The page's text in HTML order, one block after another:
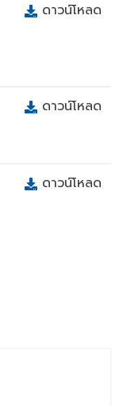
ดาวน์โหลด
ดาวน์โหลด
ดาวน์โหลด